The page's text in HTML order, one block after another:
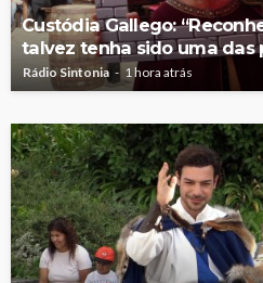
Custódia Gallego:
talvez tenha sido uma das
Rádio Sintonia 1 hora atrás